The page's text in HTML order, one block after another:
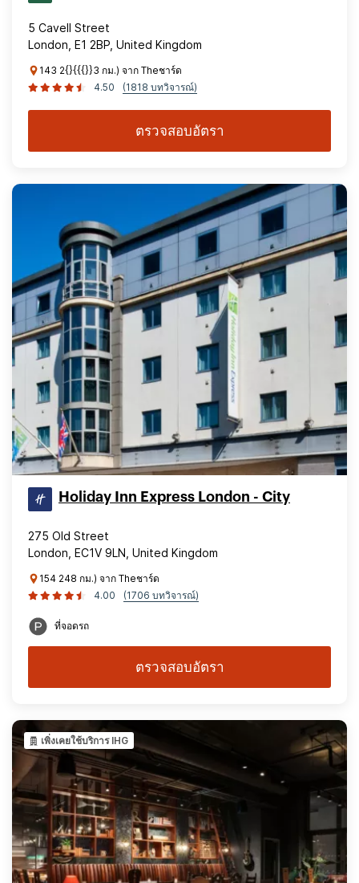
5 Cavell Street
London, E1 2BP, United Kingdom
143 2{}{{{}}3 กม.) จาก Theชาร์ด
4.50
(1818 บทวิจารณ์)
ตรวจสอบอัตรา
Holiday Inn Express London - City
275 Old Street
London, EC1V 9LN, United Kingdom
154 248 กม.) จาก Theชาร์ด
4.00
(1706 บทวิจารณ์)
ที่จอดรถ
ตรวจสอบอัตรา
เพิ่งเคยใช้บริการ IHG